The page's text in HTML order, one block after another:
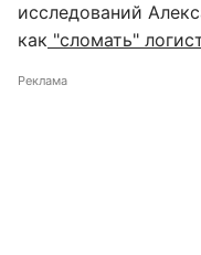
исследований
как "сломать"
Реклама